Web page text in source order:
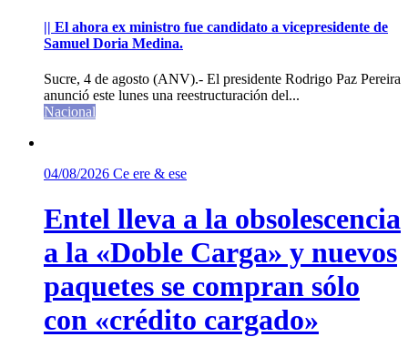
|| El ahora ex ministro fue candidato a vicepresidente de
Samuel Doria Medina.
Sucre, 4 de agosto (ANV).- El presidente Rodrigo Paz Pereira
anunció este lunes una reestructuración del...
Nacional
04/08/2026 Ce ere & ese
Entel lleva a la obsolescencia
a la «Doble Carga» y nuevos
paquetes se compran sólo
con «crédito cargado»